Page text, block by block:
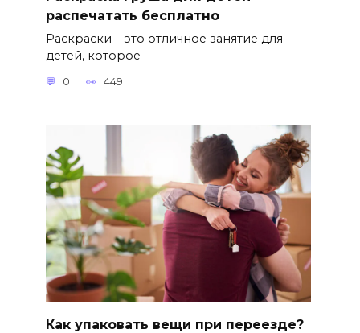
распечатать бесплатно
Раскраски – это отличное занятие для
детей, которое
0 449
Как упаковать вещи при переезде?